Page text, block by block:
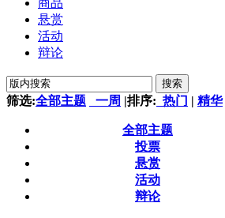
商品
悬赏
活动
辩论
搜索
筛选:全部主题 一周 |排序: 热门 | 精华
全部主题
投票
悬赏
活动
辩论